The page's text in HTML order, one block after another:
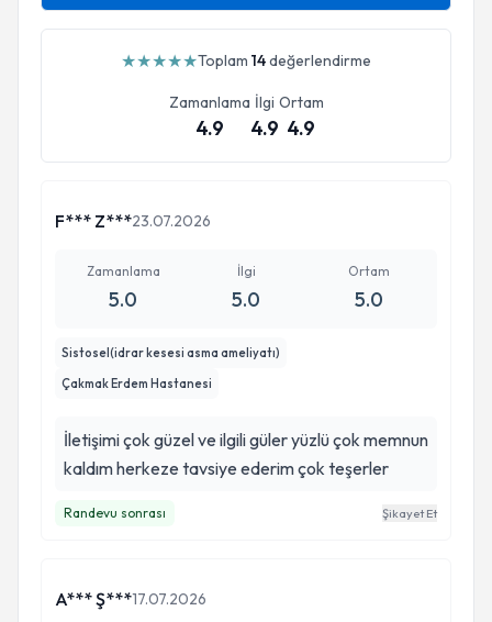
★★★★★Toplam 14değerlendirme
Zamanlama
4.9
İlgi
4.9
Ortam
4.9
F*** Z***23.07.2026
Zamanlama
5.0
İlgi
5.0
Ortam
5.0
Sistosel(idrar kesesi asma ameliyatı)
Çakmak Erdem Hastanesi
İletişimi çok güzel ve ilgili güler yüzlü çok memnun
kaldım herkeze tavsiye ederim çok teşerler
Randevu sonrası Şikayet Et
A*** Ş***17.07.2026